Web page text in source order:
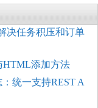
决任务积压和订单
HTML添加方法
：统一支持REST A